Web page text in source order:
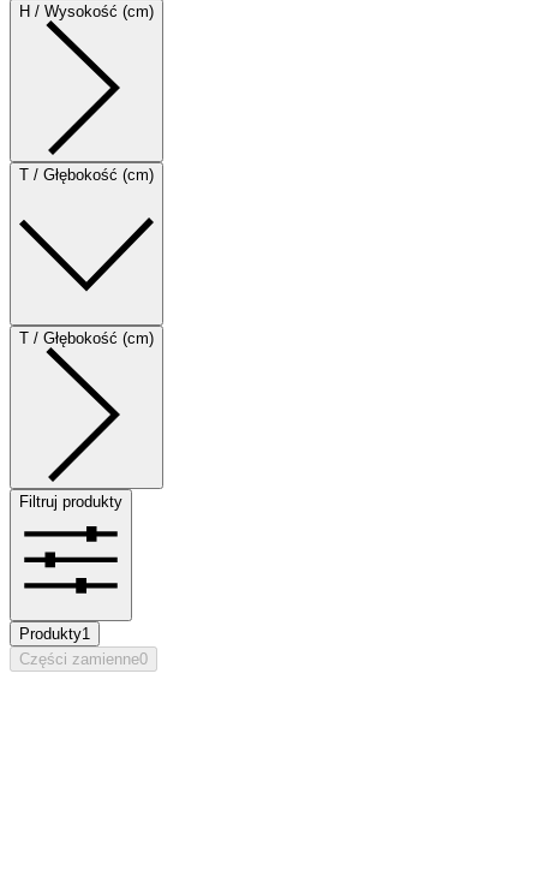
H / Wysokość (cm)
T / Głębokość (cm)
T / Głębokość (cm)
Filtruj produkty
Produkty1
Części zamienne0